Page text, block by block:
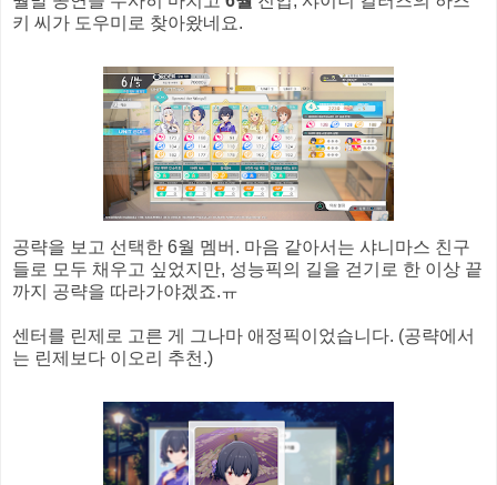
키 씨가 도우미로 찾아왔네요.
공략을 보고 선택한 6월 멤버. 마음 같아서는 샤니마스 친구
들로 모두 채우고 싶었지만, 성능픽의 길을 걷기로 한 이상 끝
까지 공략을 따라가야겠죠.ㅠ
센터를 린제로 고른 게 그나마 애정픽이었습니다. (공략에서
는 린제보다 이오리 추천.)